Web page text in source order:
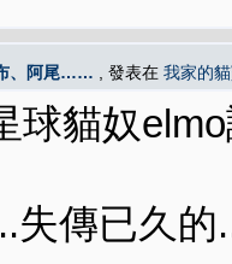
、阿尾…… , 發表在 我家的
球貓奴elmo
失傳已久